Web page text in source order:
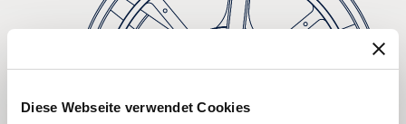
Diese Webseite verwendet Cookies